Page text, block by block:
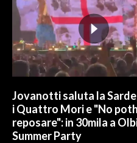
Jovanotti saluta la
i Quattro Mori e "No
reposare": in 30mila a
Summer Party